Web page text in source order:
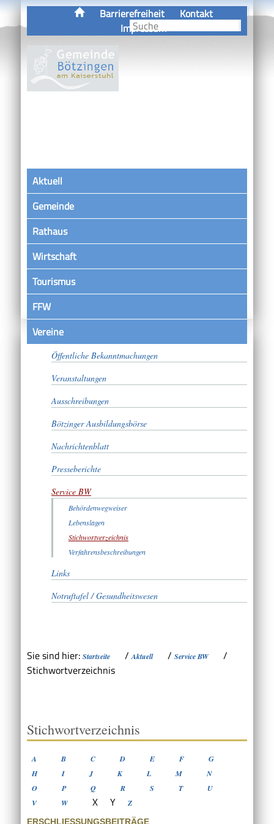
Barrierefreiheit
Kontakt
Impressum
Aktuell
Gemeinde
Rathaus
Wirtschaft
Tourismus
FFW
VereineSatzungen
Öffentliche Bekanntmachungen
Veranstaltungen
Ausschreibungen
Bötzinger Ausbildungsbörse
Nachrichtenblatt
Presseberichte
Service BW
Behördenwegweiser
Lebenslagen
Stichwortverzeichnis
Verfahrensbeschreibungen
Links
Notruftafel / Gesundheitswesen
Sie sind hier: Startseite /Aktuell / Service BW
/
Stichwortverzeichnis
Stichwortverzeichnis
A B C D E F
G
H
I J K L M
N
O
P Q R S T
U
V
W X Y Z
ERSCHLIESSUNGSBEITRÄGE